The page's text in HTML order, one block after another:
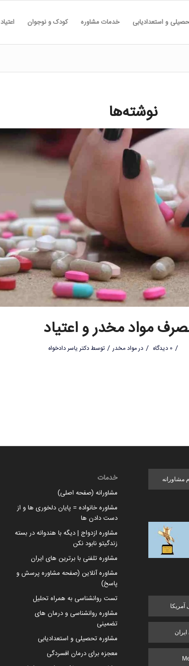
و استعدادیابی خدمات مشاوره کودک و نوجوان اعتیاد
نوشته‌ها
مواد مخدر و اعتیاد
/ 0 دیدگاه / درمواد مخدر / توسطدکتر یاسر دادخواه
مشاورانه
آمریکا
خدمات
مشاورانه (صفحه اصلی)
مشاوره خانواده = پایان دلخوری ها و از
دست دادن ها
مشاوره ازدواج | دیگه با هندوانه در بسته
زندگیتو نابود نکن
مشاوره تلفنی با برترین های ایران
مشاوره آنلاین (صفحه مشاوره پرسش و
پاسخ)
تست روانشناسی به همراه تحلیل
مشاوره روانشناسی و درمان های
تضمینی
مشاوره تحصیلی و استعدادیابی
معجزه برای درمان افسردگی